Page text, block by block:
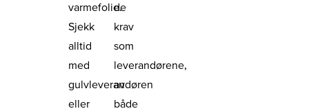
varmefolie.
Sjekk
alltid
med
gulvleverandøren
eller
de
krav
som
leverandørene,
av
både